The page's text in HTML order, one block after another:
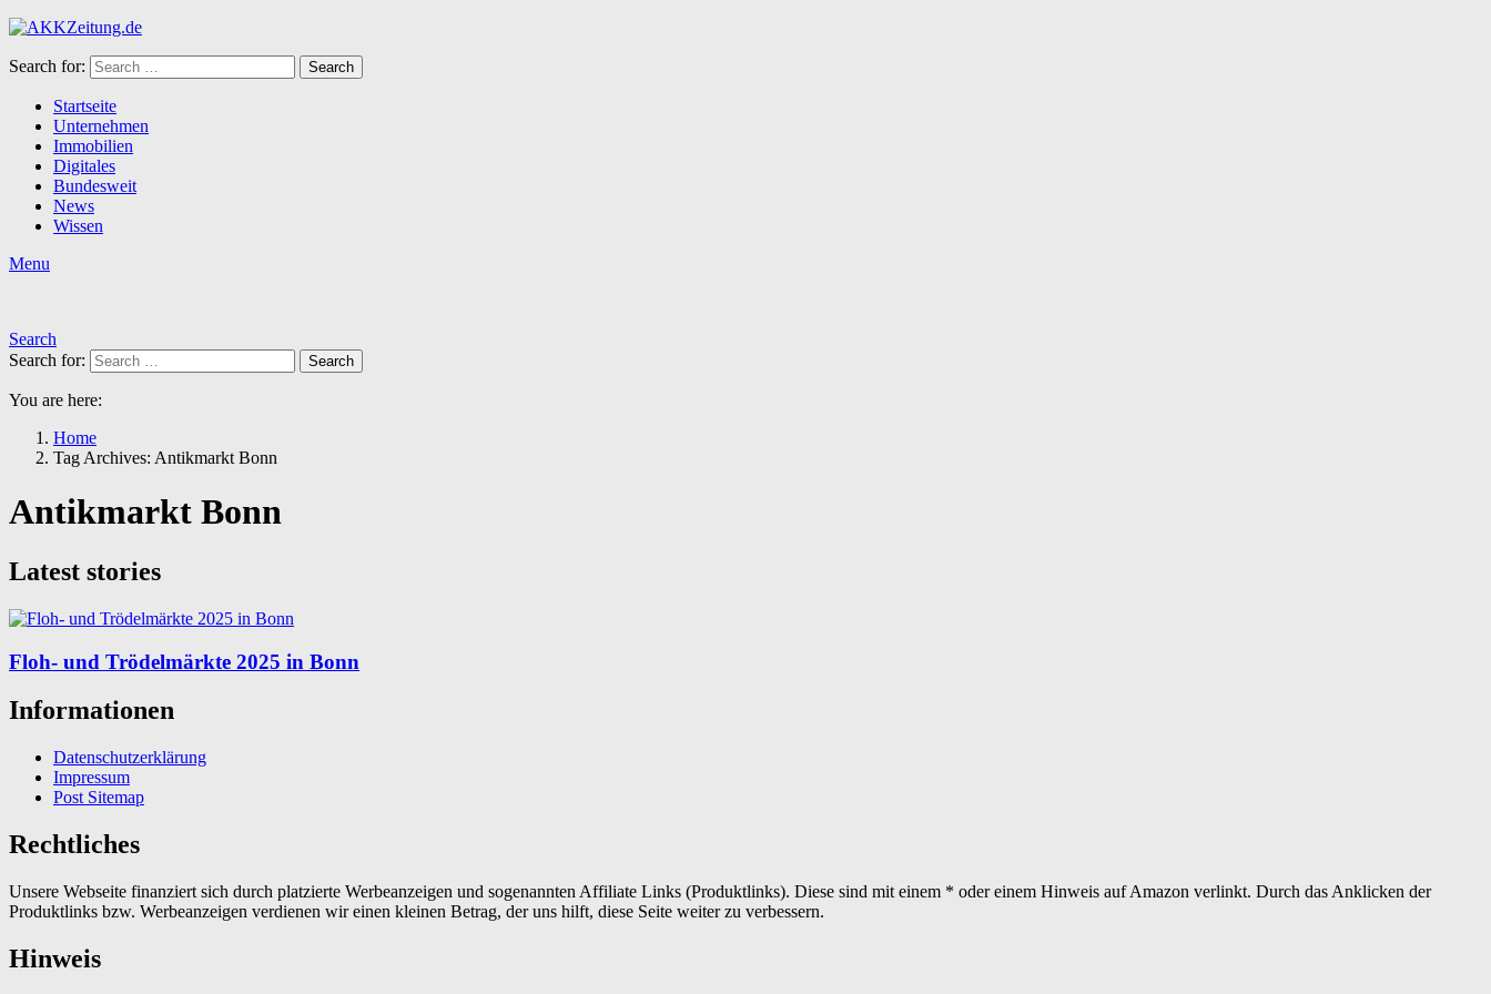
Search for: Search
Startseite
Unternehmen
Immobilien
Digitales
Bundesweit
News
Wissen
Menu
Search
Search for:
Search
You are here:
Home
Tag Archives: Antikmarkt Bonn
Antikmarkt Bonn
Latest stories
Floh- und Trödelmärkte 2025 in Bonn
Informationen
Datenschutzerklärung
Impressum
Post Sitemap
Rechtliches
Unsere Webseite finanziert sich durch platzierte Werbeanzeigen und sogenannten Affiliate Links (Produktlinks). Diese sind mit einem * oder einem Hinweis auf Amazon verlinkt. Durch das Anklicken der
Produktlinks bzw. Werbeanzeigen verdienen wir einen kleinen Betrag, der uns hilft, diese Seite weiter zu verbessern.
Hinweis